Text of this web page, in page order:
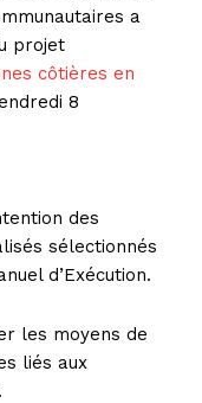
a
projet
côtières en
8
des
sélectionnés
d’Exécution.
les moyens de
liés aux